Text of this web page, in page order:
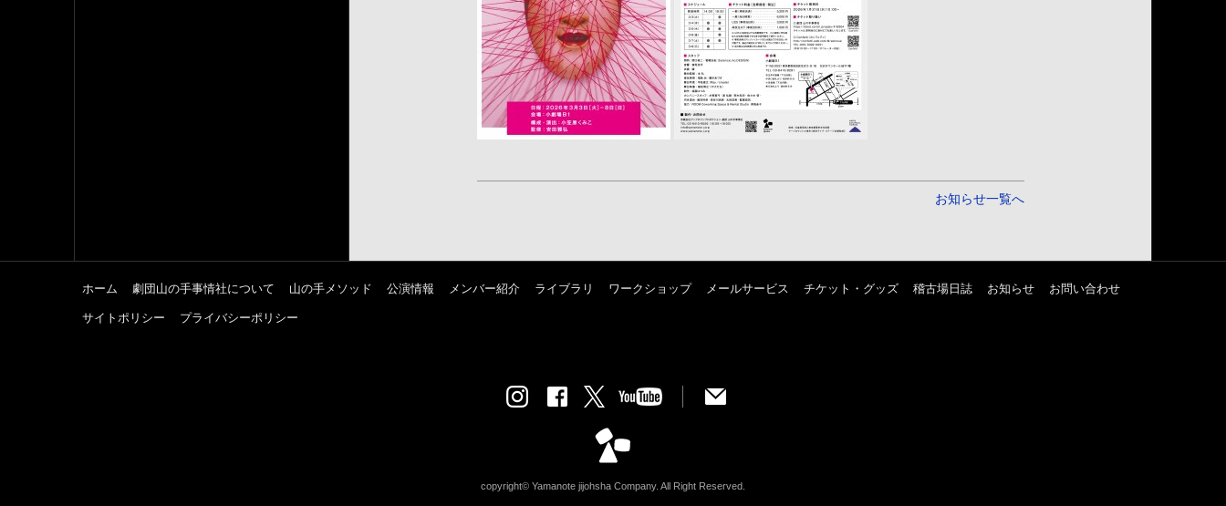
お知らせ一覧へ
ホーム 劇団山の手事情社について 山の手メソッド 公演情報 メンバー紹介 ライブラリ ワークショップ メールサービス チケット・グッズ 稽古場日誌 お知らせ お問い合わせ
サイトポリシー プライバシーポリシー
copyright© Yamanote jijohsha Company. All Right Reserved.